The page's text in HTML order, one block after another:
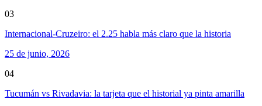
03
Internacional-Cruzeiro: el 2.25 habla más claro que la historia
25 de junio, 2026
04
Tucumán vs Rivadavia: la tarjeta que el historial ya pinta amarilla